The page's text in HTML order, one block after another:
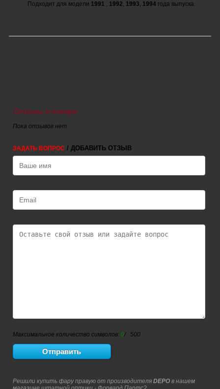
Подходит для модели 1991 , 1992, 1993, 1994года выпуска.
Отзывы о товаре
Пока отзывов нет
ЗАДАТЬ ВОПРОС / ДОБАВИТЬ ОТЗЫВ
Максимальное количество символов: 0/ 500
Решили купить фару правую от производителя DEPOв нашем